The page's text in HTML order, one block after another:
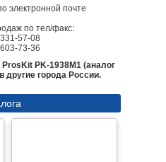
электронной почте
по тел/факс:
57-08
73-36
PK-1938M1 (аналог
другие города России.